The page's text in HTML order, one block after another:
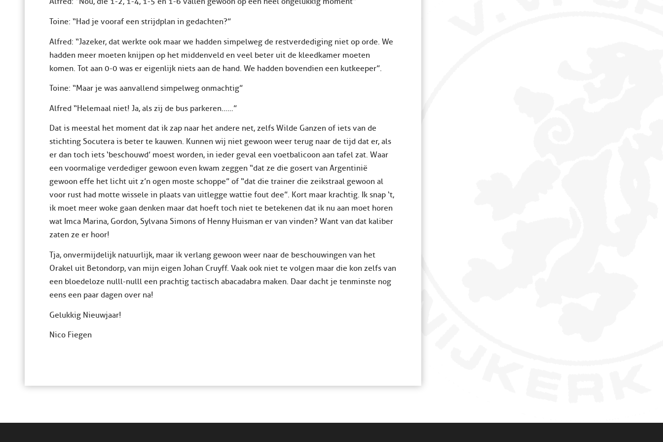
Toine: “Had je vooraf een strijdplan in gedachten?”
Alfred: “Jazeker, dat werkte ook maar we hadden simpelweg de restverdediging niet op orde. We
hadden meer moeten knijpen op het middenveld en veel beter uit de kleedkamer moeten
komen. Tot aan 0-0 was er eigenlijk niets aan de hand. We hadden bovendien een kutkeeper”.
Toine: “Maar je was aanvallend simpelweg onmachtig”
Alfred “Helemaal niet! Ja, als zij de bus parkeren……”
Dat is meestal het moment dat ik zap naar het andere net, zelfs Wilde Ganzen of iets van de
stichting Socutera is beter te kauwen. Kunnen wij niet gewoon weer terug naar de tijd dat er, als
er dan toch iets ‘beschouwd’ moest worden, in ieder geval een voetbalicoon aan tafel zat. Waar
een voormalige verdediger gewoon even kwam zeggen “dat ze die gosert van Argentinië
gewoon effe het licht uit z’n ogen moste schoppe” of “dat die trainer die zeikstraal gewoon al
voor rust had motte wissele in plaats van uitlegge wattie fout dee”. Kort maar krachtig. Ik snap ‘t,
ik moet meer woke gaan denken maar dat hoeft toch niet te betekenen dat ik nu aan moet horen
wat Imca Marina, Gordon, Sylvana Simons of Henny Huisman er van vinden? Want van dat kaliber
zaten ze er hoor!
Tja, onvermijdelijk natuurlijk, maar ik verlang gewoon weer naar de beschouwingen van het
Orakel uit Betondorp, van mijn eigen Johan Cruyff. Vaak ook niet te volgen maar die kon zelfs van
een bloedeloze nulll-nulll een prachtig tactisch abacadabra maken. Daar dacht je tenminste nog
eens een paar dagen over na!
Gelukkig Nieuwjaar!
Nico Fiegen